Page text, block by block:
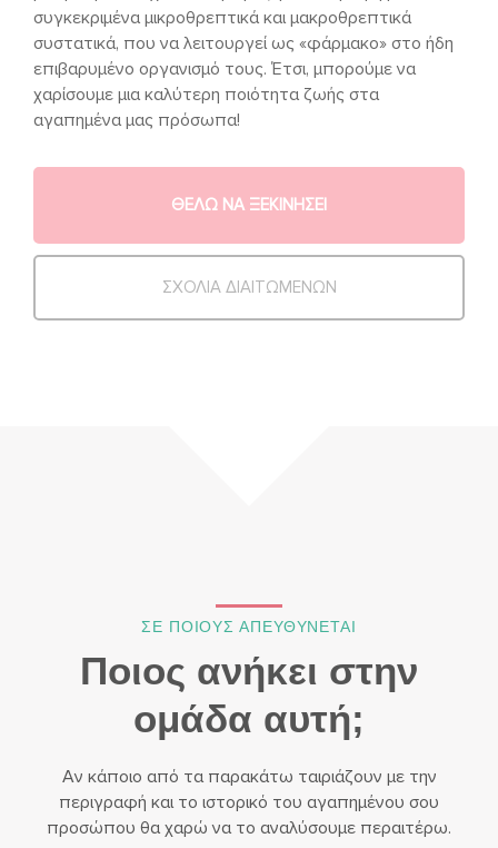
συγκεκριμένα μικροθρεπτικά και μακροθρεπτικά
συστατικά, που να λειτουργεί ως «φάρμακο» στο ήδη
επιβαρυμένο οργανισμό τους. Έτσι, μπορούμε να
χαρίσουμε μια καλύτερη ποιότητα ζωής στα
αγαπημένα μας πρόσωπα!
ΘΕΛΩ ΝΑ ΞΕΚΙΝΗΣΕΙ
ΣΧΟΛΙΑ ΔΙΑΙΤΩΜΕΝΩΝ
ΣΕ ΠΟΙΟΥΣ ΑΠΕΥΘΥΝΕΤΑΙ
Ποιος ανήκει στην
ομάδα αυτή;
Αν κάποιο από τα παρακάτω ταιριάζουν με την
περιγραφή και το ιστορικό του αγαπημένου σου
προσώπου θα χαρώ να το αναλύσουμε περαιτέρω.